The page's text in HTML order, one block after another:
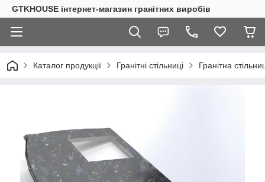
GTKHOUSE інтернет-магазин гранітних виробів
Каталог продукції Гранітні стільниці Гранітна